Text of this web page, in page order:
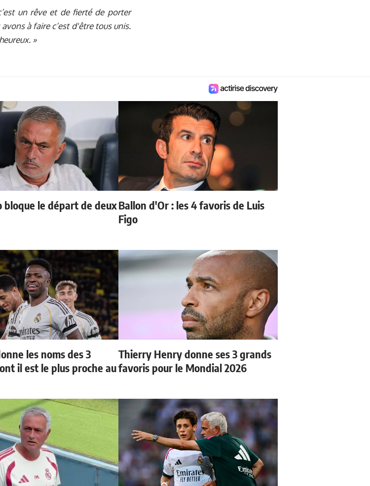
un rêve et de fierté de porter
à faire c’est d'être tous unis.
»
bloque le départ de deuxBallon d'Or : les 4 favoris de Luis
Figo
les noms des 3
il est le plus proche au
Thierry Henry donne ses 3 grands
favoris pour le Mondial 2026